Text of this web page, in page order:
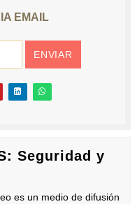
EMAIL
Seguridad y
es un medio de difusión